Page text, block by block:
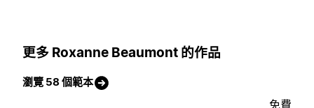
更多 Roxanne Beaumont 的作品
瀏覽 58 個範本
免費